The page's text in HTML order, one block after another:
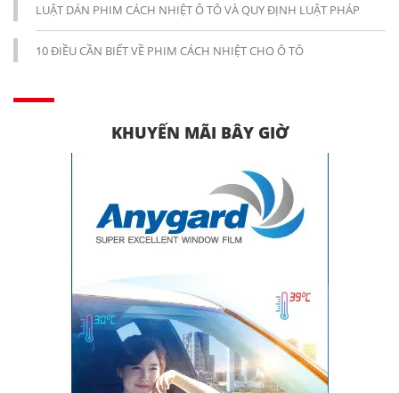
LUẬT DÁN PHIM CÁCH NHIỆT Ô TÔ VÀ QUY ĐỊNH LUẬT PHÁP
10 ĐIỀU CẦN BIẾT VỀ PHIM CÁCH NHIỆT CHO Ô TÔ
KHUYẾN MÃI BÂY GIỜ